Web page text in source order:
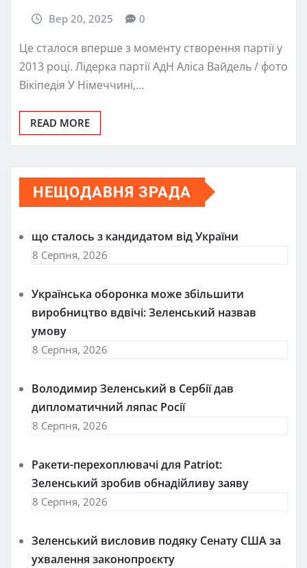
Вер 20, 2025 0
Це сталося вперше з моменту створення партії у
2013 році. Лідерка партії АдН Аліса Вайдель / фото
Вікіпедія У Німеччині,…
READ MORE
НЕЩОДАВНЯ ЗРАДА
що сталось з кандидатом від України
8 Серпня, 2026
Українська оборонка може збільшити
виробництво вдвічі: Зеленський назвав
умову
8 Серпня, 2026
Володимир Зеленський в Сербії дав
дипломатичний ляпас Росії
8 Серпня, 2026
Ракети-перехоплювачі для Patriot:
Зеленський зробив обнадійливу заяву
8 Серпня, 2026
Зеленський висловив подяку Сенату США за
ухвалення законопроєкту